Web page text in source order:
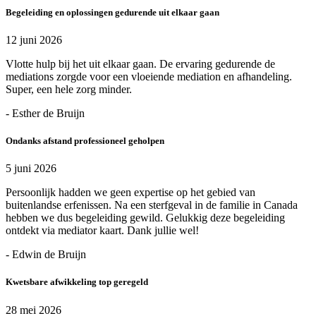
Begeleiding en oplossingen gedurende uit elkaar gaan
12 juni 2026
Vlotte hulp bij het uit elkaar gaan. De ervaring gedurende de
mediations zorgde voor een vloeiende mediation en afhandeling.
Super, een hele zorg minder.
- Esther de Bruijn
Ondanks afstand professioneel geholpen
5 juni 2026
Persoonlijk hadden we geen expertise op het gebied van
buitenlandse erfenissen. Na een sterfgeval in de familie in Canada
hebben we dus begeleiding gewild. Gelukkig deze begeleiding
ontdekt via mediator kaart. Dank jullie wel!
- Edwin de Bruijn
Kwetsbare afwikkeling top geregeld
28 mei 2026